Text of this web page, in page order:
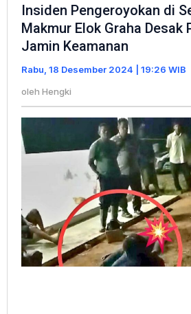
Insiden Pengeroyokan di
Makmur Elok Graha Desak
Jamin Keamanan
Rabu, 18 Desember 2024 | 19:26 WIB
oleh Hengki